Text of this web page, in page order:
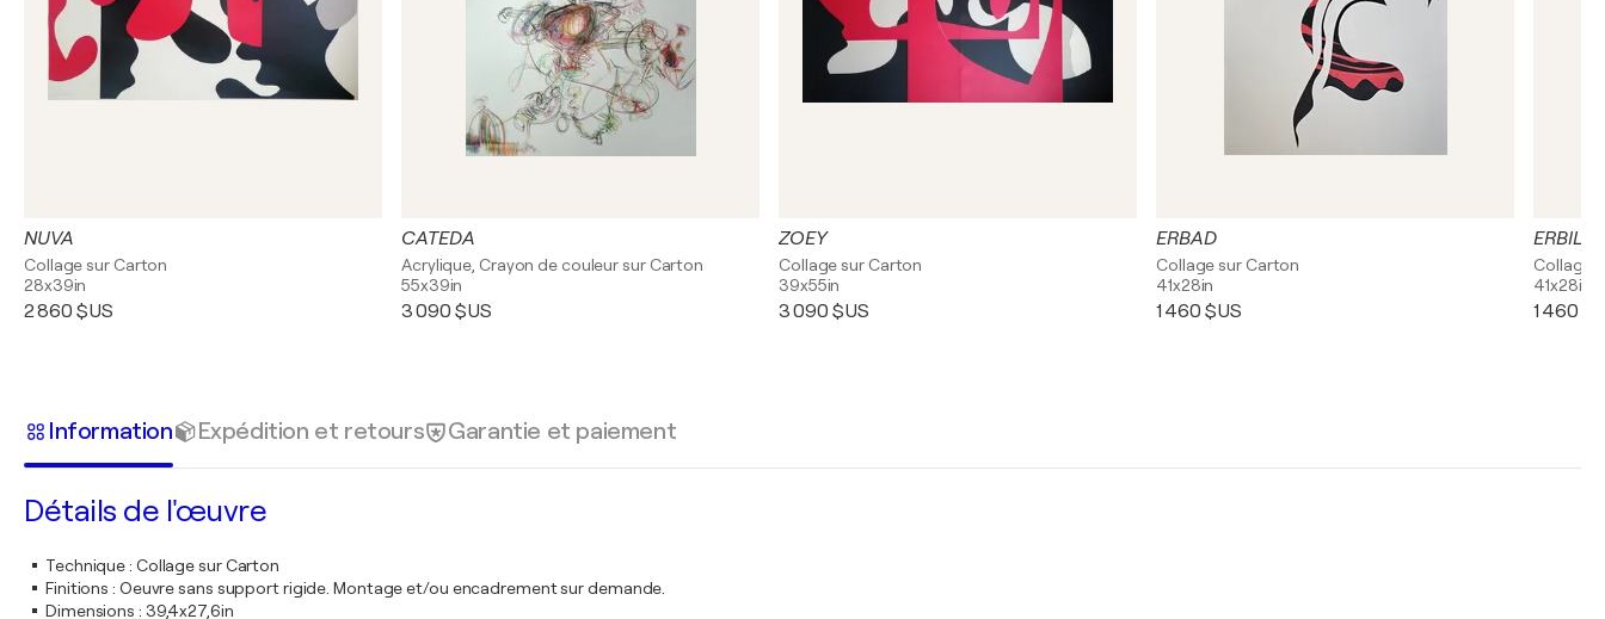
NUVA
Collage sur Carton
28x39in
2 860 $US
CATEDA
Acrylique, Crayon de couleur sur Carton
55x39in
3 090 $US
ZOEY
Collage sur Carton
39x55in
3 090 $US
ERBAD
Collage sur Carton
41x28in
1 460 $US
ERBIL
Collage
41x28in
1 460
Information Expédition et retours Garantie et paiement
Détails de l'œuvre
Technique: Collage sur Carton
Finitions : Oeuvre sans support rigide. Montage et/ou encadrement sur demande.
Dimensions : 39,4x27,6in